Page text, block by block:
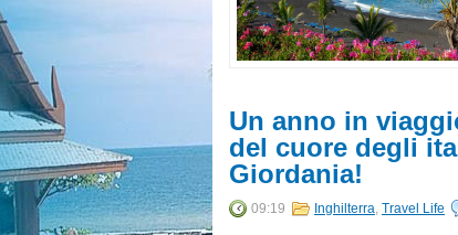
Un anno in
del cuore degli
Giordania!
09:19 Inghilterra, Travel Life